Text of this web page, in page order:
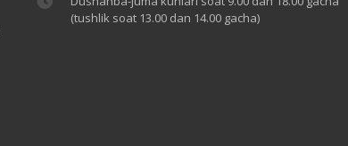
(tushlik soat 13.00 dan 14.00 gacha)